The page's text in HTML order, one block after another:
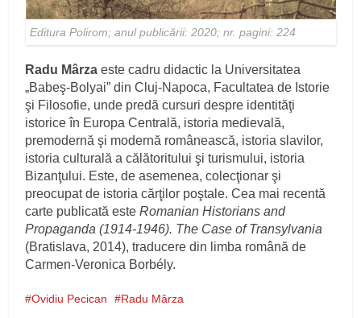
Editura Polirom; anul publicării: 2020; nr. pagini: 224
Radu Mârza este cadru didactic la Universitatea
„Babeş-Bolyai” din Cluj-Napoca, Facultatea de Istorie
şi Filosofie, unde predă cursuri despre identităţi
istorice în Europa Centrală, istoria medievală,
premodernă şi modernă românească, istoria slavilor,
istoria culturală a călătoritului şi turismului, istoria
Bizanţului. Este, de asemenea, colecţionar şi
preocupat de istoria cărţilor poştale. Cea mai recentă
carte publicată esteRomanian Historians and
Propaganda (1914-1946). The Case of Transylvania
(Bratislava, 2014), traducere din limba română de
Carmen-Veronica Borbély.
Ovidiu Pecican Radu Mârza